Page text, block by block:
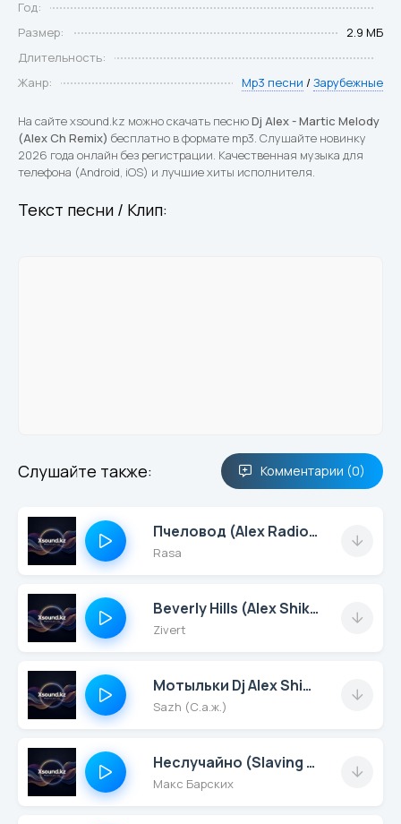
Год:
Размер:
2.9 МБ
Длительность:
Жанр:
Mp3 песни /Зарубежные
На сайте xsound.kz можно скачать песнюDj Alex - Martic Melody
(Alex Ch Remix) бесплатно в формате mp3. Слушайте новинку
2026 года онлайн без регистрации. Качественная музыка для
телефона (Android, iOS) и лучшие хиты исполнителя.
Текст песни / Клип:
Слушайте также: Комментарии (0)
Пчеловод (Alex Radionow Remix)
Rasa
Beverly Hills (Alex Shik & Slaving Remix)
Zivert
Мотыльки Dj Alex Shik (Official Remix )
Sazh (С.а.ж.)
Неслучайно (Slaving & Alex Shik Remix)
Макс Барских